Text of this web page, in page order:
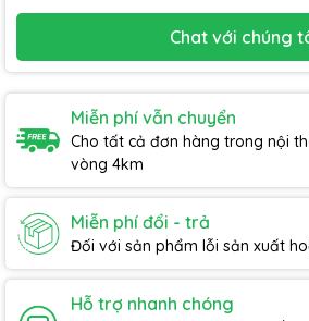
Chat với chúng
Miễn phí vẫn chuyển
Cho tất cả đơn hàng trong nội
vòng 4km
Miễn phí đổi - trả
Đối với sản phẩm lỗi sản xuất
Hỗ trợ nhanh chóng